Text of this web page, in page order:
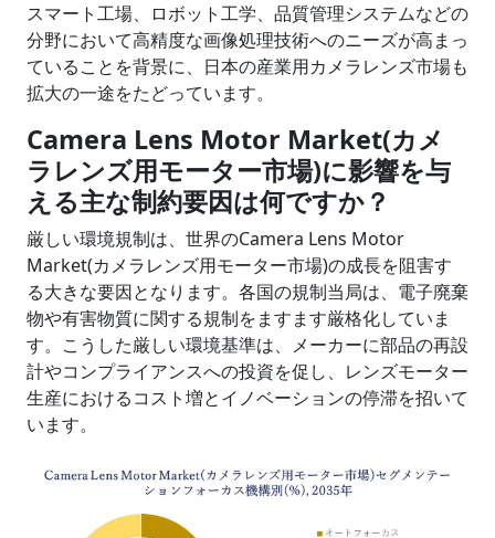
スマート工場、ロボット工学、品質管理システムなどの
分野において高精度な画像処理技術へのニーズが高まっ
ていることを背景に、日本の産業用カメラレンズ市場も
拡大の一途をたどっています。
Camera Lens Motor Market(カメ
ラレンズ用モーター市場)に影響を与
える主な制約要因は何ですか？
厳しい環境規制は、世界のCamera Lens Motor
Market(カメラレンズ用モーター市場)の成長を阻害す
る大きな要因となります。各国の規制当局は、電子廃棄
物や有害物質に関する規制をますます厳格化していま
す。こうした厳しい環境基準は、メーカーに部品の再設
計やコンプライアンスへの投資を促し、レンズモーター
生産におけるコスト増とイノベーションの停滞を招いて
います。